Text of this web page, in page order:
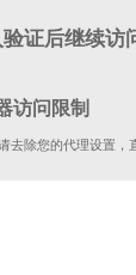
证后继续访
访问限制
除您的代理设置，